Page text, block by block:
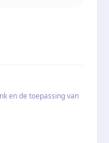
en de toepassing van